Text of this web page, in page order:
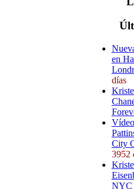
en
días
City
3952
NYC